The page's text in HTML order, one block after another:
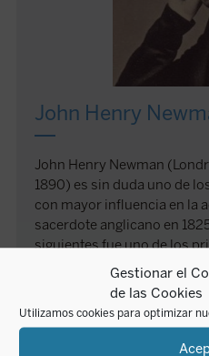
Gestionar el
de las Cookies
Utilizamos cookies para optimizar
John Henry
John Henry Newman
1890) es sin duda uno de
con mayor influencia en la
sacerdote anglicano en
siguientes fue uno de los
Movimiento de Oxford,
que la Iglesia de Inglaterra
católicas. Tras un largo
los Padres de la Iglesia le
convertirse al catolicismo